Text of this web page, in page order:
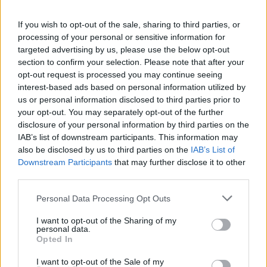
If you wish to opt-out of the sale, sharing to third parties, or
processing of your personal or sensitive information for
targeted advertising by us, please use the below opt-out
section to confirm your selection. Please note that after your
opt-out request is processed you may continue seeing
interest-based ads based on personal information utilized by
us or personal information disclosed to third parties prior to
your opt-out. You may separately opt-out of the further
disclosure of your personal information by third parties on the
IAB’s list of downstream participants. This information may
also be disclosed by us to third parties on the IAB’s List of
Downstream Participants that may further disclose it to other
Please note that this website/app uses one or more Google
not limited to your visit or usage behaviour. You may click to
grant or deny consent to Google and its third-party tags to
use your data for below specified purposes in below Google
consent section.
Personal Data Processing Opt Outs
I want to opt-out of the Sharing of my
personal data.
Opted In
I want to opt-out of the Sale of my
Nachdem er den Fidesz fast drei Jahrzehnte lang – seit 2003
ununterbrochen – geführt hat, bezeichnete Orbán die Partei
als die “einheitlichste politische Gemeinschaft Ungarns” und
betonte, dass ihr Zusammenhalt auch in der kommenden Zeit
entscheidend sein werde.
Falls Sie es verpasst haben: "Ich
dachte, wir würden gewinnen" -
Orbán weist Korruptionsvorwürfe
zurück und signalisiert den
Wiederaufbau der Fidesz-Partei nach
der Niederlage
Orbáns Entscheidung wurde schnell von ähnlichen Schritten
innerhalb des Junior-Koalitionspartners KDNP gefolgt,
berichtete Telex.
Vorsitzender der Christdemokraten, wird ebenfalls seinen Sitz